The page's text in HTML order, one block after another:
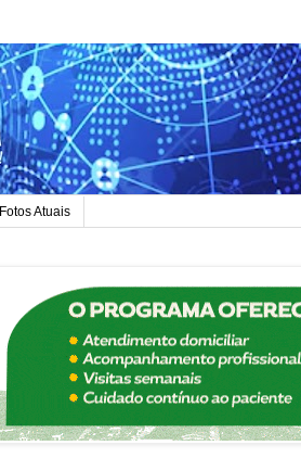
Fotos Atuais